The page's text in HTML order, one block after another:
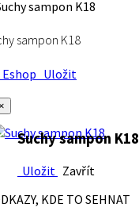
sampon K18
Uložit
Suchy sampon K18
Uložit Zavřít
KDE TO SEHNAT